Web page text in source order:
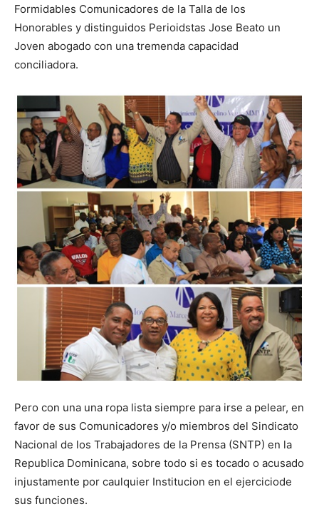
Formidables Comunicadores de la Talla de los
Honorables y distinguidos Perioidstas Jose Beato un
Joven abogado con una tremenda capacidad
conciliadora.
Pero con una una ropa lista siempre para irse a pelear, en
favor de sus Comunicadores y/o miembros del Sindicato
Nacional de los Trabajadores de la Prensa (SNTP) en la
Republica Dominicana, sobre todo si es tocado o acusado
injustamente por caulquier Institucion en el ejerciciode
sus funciones.